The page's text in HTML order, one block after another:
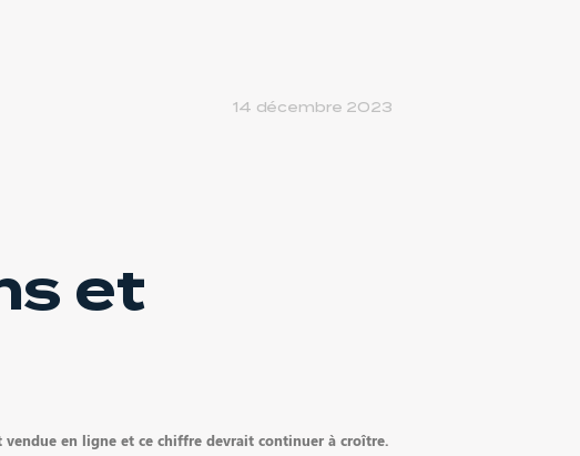
14 décembre 2023
et
en ligne et ce chiffre devrait continuer à croître.